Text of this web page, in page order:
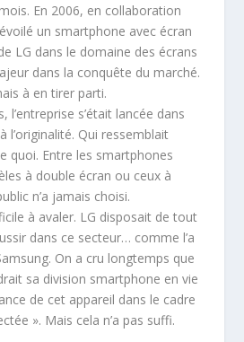
En 2006, en collaboration
un smartphone avec écran
LG dans le domaine des écrans
dans la conquête du marché.
à en tirer parti.
l’entreprise s’était lancée dans
l’originalité. Qui ressemblait
quoi. Entre les smartphones
à double écran ou ceux à
n’a jamais choisi.
à avaler. LG disposait de tout
dans ce secteur… comme l’a
On a cru longtemps que
sa division smartphone en vie
de cet appareil dans le cadre
». Mais cela n’a pas suffi.